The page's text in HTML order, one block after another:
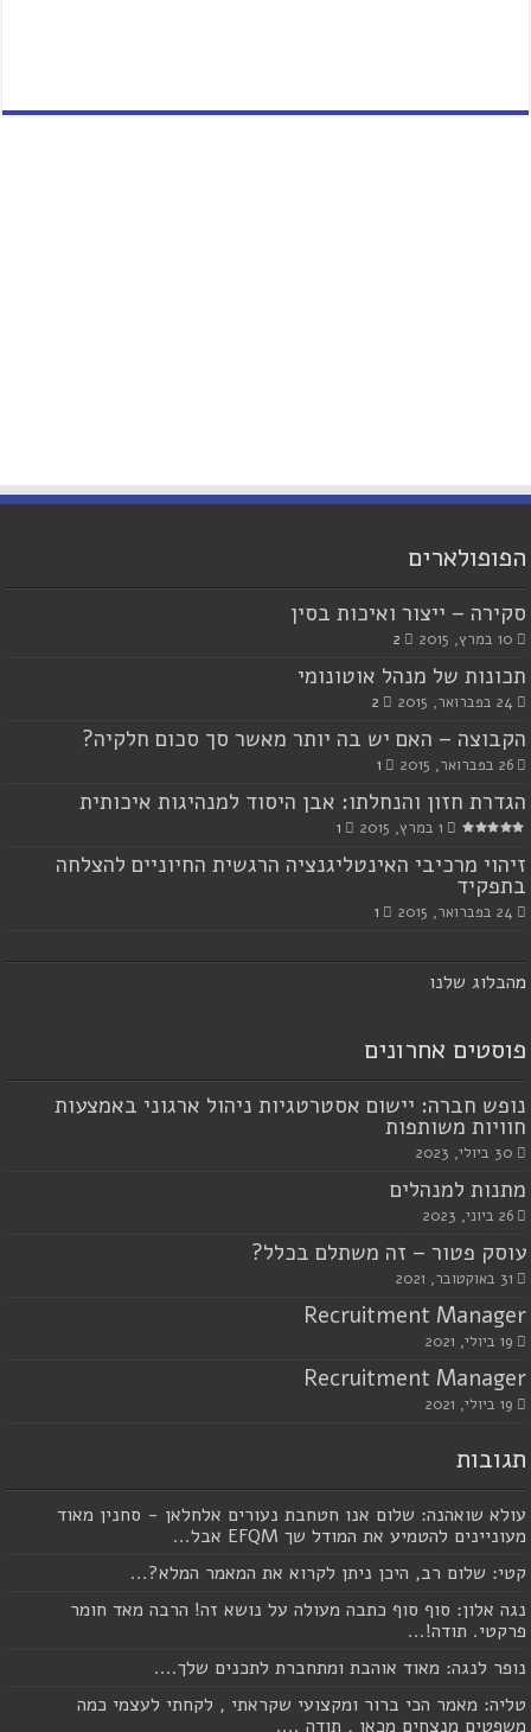
הפופולארים
סקירה – ייצור ואיכות בסין
10 במרץ, 2015 2
תכונות של מנהל אוטונומי
24 בפברואר, 2015 2
הקבוצה – האם יש בה יותר מאשר סך סכום חלקיה?
26 בפברואר, 2015 1
הגדרת חזון והנחלתו: אבן היסוד למנהיגות איכותית
1 במרץ, 2015 1
זיהוי מרכיבי האינטליגנציה הרגשית החיוניים להצלחה
בתפקיד
24 בפברואר, 2015 1
מהבלוג שלנו
פוסטים אחרונים
נופש חברה: יישום אסטרטגיות ניהול ארגוני באמצעות
חוויות משותפות
30 ביולי, 2023
מתנות למנהלים
26 ביוני, 2023
עוסק פטור – זה משתלם בכלל?
31 באוקטובר, 2021
Recruitment Manager
19 ביולי, 2021
Recruitment Manager
19 ביולי, 2021
תגובות
עולא שואהנה: שלום אנו חטחבת נעורים אלחלאן - סחנין מאוד
מעוניינים להטמיע את המודל שך EFQM אבל...
קטי: שלום רב, היכן ניתן לקרוא את המאמר המלא?...
נגה אלון: סוף סוף כתבה מעולה על נושא זה! הרבה מאד חומר
פרקטי. תודה!...
נופר לנגה: מאוד אוהבת ומתחברת לתכנים שלך....
טליה: מאמר הכי ברור ומקצועי שקראתי , לקחתי לעצמי כמה
משפטים מנצחים מכאן , תודה ....